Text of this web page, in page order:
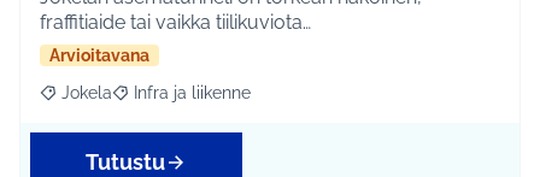
fraffitiaide tai vaikka tiilikuviota…
Arvioitavana
Rajaa tulokset aihepiirin mukaan: Jokela
Jokela Rajaa tulokset teeman mukaan: Infra ja liikenne
Infra ja liikenne
Tutustu